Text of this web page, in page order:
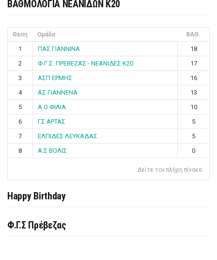
ΒΑΘΜΟΛΟΓΙΑ ΝΕΑΝΙΔΩΝ Κ20
Θέση Ομάδα ΒΑΘ.
1 ΠΑΣ ΓΙΑΝΝΙΝΑ
18
2
Φ.Γ.Σ. ΠΡΕΒΕΖΑΣ - ΝΕΑΝΙΔΕΣ Κ20
17
3
ΑΣΠ ΕΡΜΗΣ
16
4
ΑΣ ΓΙΑΝΝΕΝΑ
13
5
Α.Ο ΦΙΛΙΑ
10
6
ΓΣ ΑΡΤΑΣ
5
7
ΕΛΠΙΔΕΣ ΛΕΥΚΑΔΑΣ
5
8
Α.Σ ΒΟΛΙΣ 0
Δείτε τον πλήρη πίνακα
Happy Birthday
Φ.Γ.Σ Πρέβεζας